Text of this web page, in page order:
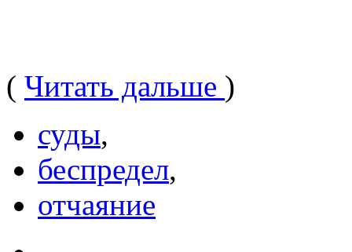
( Читать дальше )
суды,
беспредел,
отчаяние